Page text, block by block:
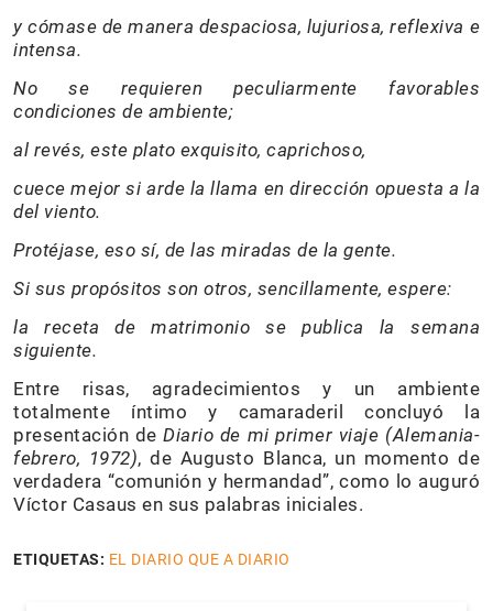
y cómase de manera despaciosa, lujuriosa, reflexiva e
intensa.
No se requieren peculiarmente favorables
condiciones de ambiente;
al revés, este plato exquisito, caprichoso,
cuece mejor si arde la llama en dirección opuesta a la
del viento.
Protéjase, eso sí, de las miradas de la gente.
Si sus propósitos son otros, sencillamente, espere:
la receta de matrimonio se publica la semana
siguiente.
Entre risas, agradecimientos y un ambiente
totalmente íntimo y camaraderil concluyó la
presentación deDiario de mi primer viaje (Alemania-
febrero, 1972), de Augusto Blanca, un momento de
verdadera “comunión y hermandad”, como lo auguró
Víctor Casaus en sus palabras iniciales.
ETIQUETAS: EL DIARIO QUE A DIARIO